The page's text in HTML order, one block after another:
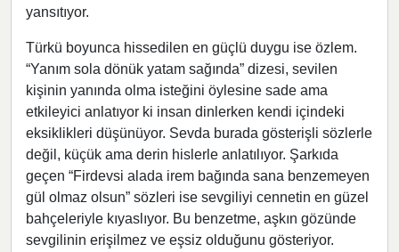
yansıtıyor.
Türkü boyunca hissedilen en güçlü duygu ise özlem.
“Yanım sola dönük yatam sağında” dizesi, sevilen
kişinin yanında olma isteğini öylesine sade ama
etkileyici anlatıyor ki insan dinlerken kendi içindeki
eksiklikleri düşünüyor. Sevda burada gösterişli sözlerle
değil, küçük ama derin hislerle anlatılıyor. Şarkıda
geçen “Firdevsi alada irem bağında sana benzemeyen
gül olmaz olsun” sözleri ise sevgiliyi cennetin en güzel
bahçeleriyle kıyaslıyor. Bu benzetme, aşkın gözünde
sevgilinin erişilmez ve eşsiz olduğunu gösteriyor.